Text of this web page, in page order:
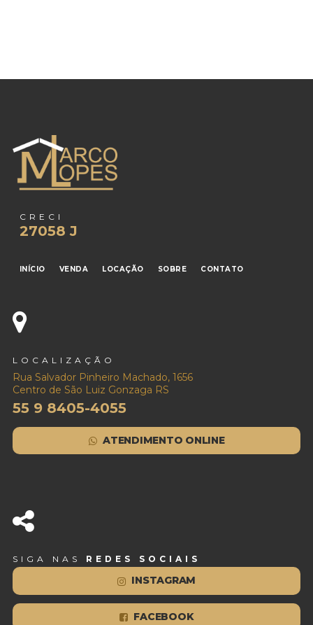
CRECI
27058 J
INÍCIO VENDA LOCAÇÃO SOBRE CONTATO
LOCALIZAÇÃO
Rua Salvador Pinheiro Machado, 1656
Centro de São Luiz Gonzaga RS
55 9 8405-4055
ATENDIMENTO ONLINE
SIGA NAS REDES SOCIAIS
INSTAGRAM
FACEBOOK